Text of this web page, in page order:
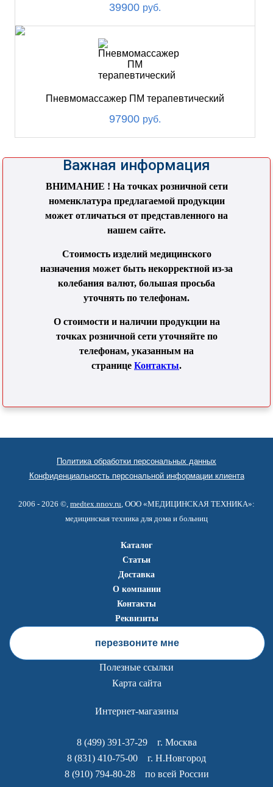
39900 руб.
Пневмомассажер ПМ терапевтический
97900 руб.
Важная информация
ВНИМАНИЕ ! На точках розничной сети
номенклатура предлагаемой продукции
может отличаться от представленного на
нашем сайте.
Стоимость изделий медицинского
назначения может быть некорректной из-за
колебания валют, большая просьба
уточнять по телефонам.
О стоимости и наличии продукции на
точках розничной сети уточняйте по
телефонам, указанным на
странице Контакты.
Политика обработки персональных данных
Конфиденциальность персональной информации клиента
2006 - 2026 ©, medtex.nnov.ru , ООО «МЕДИЦИНСКАЯ ТЕХНИКА»:
медицинская техника для дома и больниц
Каталог
Статьи
Доставка
О компании
Контакты
Реквизиты
перезвоните мне
Полезные ссылки
Карта сайта
Интернет-магазины
8 (499) 391-37-29г. Москва
8 (831) 410-75-00 г. Н.Новгород
8 (910) 794-80-28по всей России